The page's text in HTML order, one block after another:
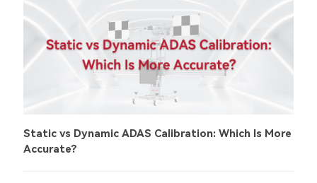
Static vs Dynamic ADAS Calibration: Which Is More
Accurate?